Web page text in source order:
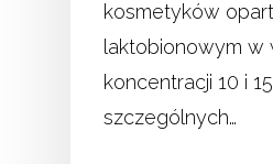
kosmetyków
laktobionowym w
koncentracji 10 i
szczególnych…